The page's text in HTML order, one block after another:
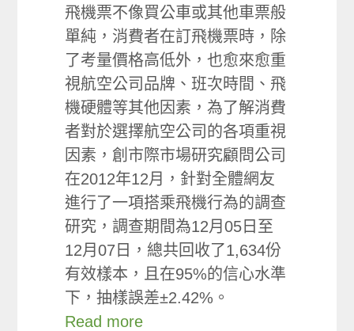
飛機票不像買公車或其他車票般
單純，消費者在訂飛機票時，除
了考量價格高低外，也愈來愈重
視航空公司品牌、班次時間、飛
機硬體等其他因素，為了解消費
者對於選擇航空公司的各項重視
因素，創市際市場研究顧問公司
在2012年12月，針對全體網友
進行了一項搭乘飛機行為的調查
研究，調查期間為12月05日至
12月07日，總共回收了1,634份
有效樣本，且在95%的信心水準
下，抽樣誤差±2.42%。
Read more